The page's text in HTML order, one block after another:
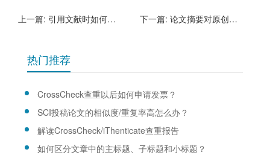
上一篇: 引用文献时如何写作者的名字？ 下一篇: 论文摘要对原创研究论文的重要性
热门推荐
CrossCheck查重以后如何申请发票？
SCI投稿论文的相似度/重复率高怎么办？
解读CrossCheck/iThenticate查重报告
如何区分文章中的主标题、子标题和小标题？